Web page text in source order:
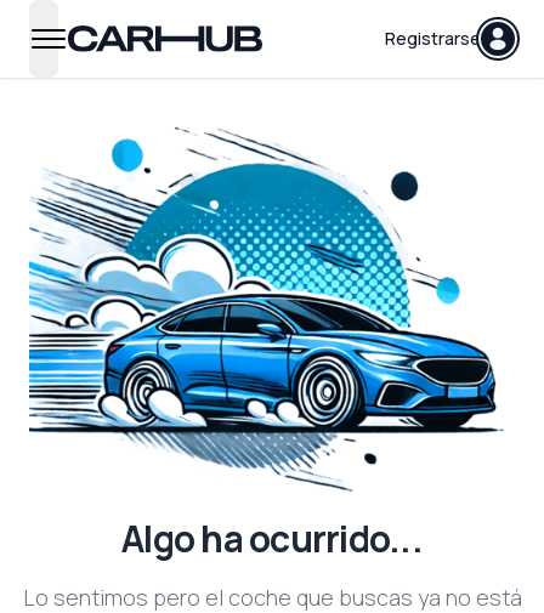
open navigation menu
Carhub Registrarse
Algo ha ocurrido...
Lo sentimos pero el coche que buscas ya no está